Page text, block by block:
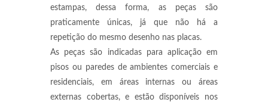
estampas, dessa forma, as peças são
praticamente únicas, já que não há a
repetição do mesmo desenho nas placas.
As peças são indicadas para aplicação em
pisos ou paredes de ambientes comerciais e
residenciais, em áreas internas ou áreas
externas cobertas, e estão disponíveis nos